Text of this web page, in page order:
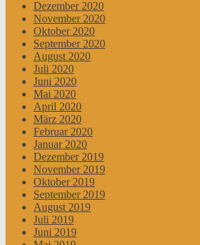
Dezember 2020
November 2020
Oktober 2020
September 2020
August 2020
Juli 2020
Juni 2020
Mai 2020
April 2020
März 2020
Februar 2020
Januar 2020
Dezember 2019
November 2019
Oktober 2019
September 2019
August 2019
Juli 2019
Juni 2019